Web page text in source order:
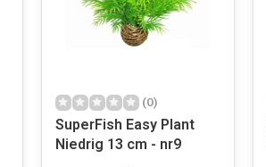
(0)
SuperFish Easy Plant
Niedrig 13 cm - nr9